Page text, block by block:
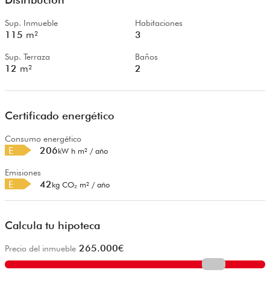
Sup. Inmueble
115 m²
Sup. Terraza
12 m²
Habitaciones
3
Baños
2
Certificado energético
Consumo energético
E 206kW h m² / año
Emisiones
E 42kg CO₂ m² / año
Calcula tu hipoteca
Precio del inmueble 265.000€